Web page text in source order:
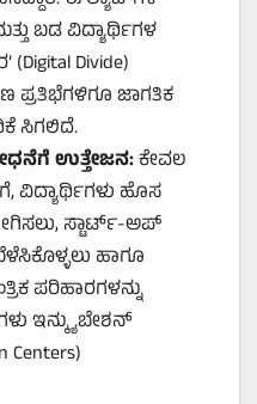
ಬಡ ವಿದ್ಯಾರ್ಥಿಗಳ
Divide)
ಪ್ರತಿಭೆಗಳಿಗೂ ಜಾಗತಿಕ
ಸಿಗಲಿದೆ.
ಉತ್ತೇಜನ:ಕೇವಲ
ವಿದ್ಯಾರ್ಥಿಗಳು ಹೊಸ
ಸ್ಟಾರ್ಟ್-ಅಪ್
ಹಾಗೂ
ಪರಿಹಾರಗಳನ್ನು
ಇನ್ಕ್ಯುಬೇಶನ್
Centers)